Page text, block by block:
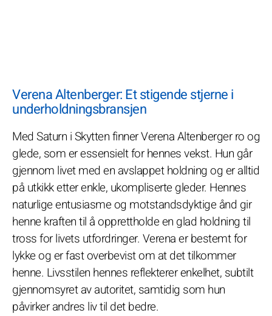
Verena Altenberger: Et stigende stjerne i
underholdningsbransjen
Med Saturn i Skytten finner Verena Altenberger ro og
glede, som er essensielt for hennes vekst. Hun går
gjennom livet med en avslappet holdning og er alltid
på utkikk etter enkle, ukompliserte gleder. Hennes
naturlige entusiasme og motstandsdyktige ånd gir
henne kraften til å opprettholde en glad holdning til
tross for livets utfordringer. Verena er bestemt for
lykke og er fast overbevist om at det tilkommer
henne. Livsstilen hennes reflekterer enkelhet, subtilt
gjennomsyret av autoritet, samtidig som hun
påvirker andres liv til det bedre.